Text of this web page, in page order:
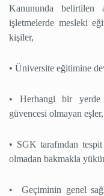
Kanununda belirtilen
işletmelerde mesleki
kişiler,
• Üniversite eğitimine
• Herhangi bir yerde
güvencesi olmayan eşler,
• SGK tarafından
olmadan bakmakla
• Geçiminin genel